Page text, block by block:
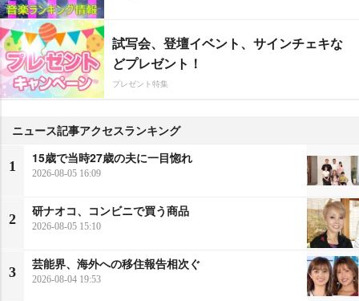
試写会、登壇イベント、サインチェキな
どプレゼント！
プレゼント特集
ニュース記事アクセスランキング
1
15歳で当時27歳の夫に一目惚れ
2026-08-05 16:09
2
研ナオコ、コンビニで買う商品
2026-08-05 15:10
3
芸能界、海外への移住報告相次ぐ
2026-08-04 19:53